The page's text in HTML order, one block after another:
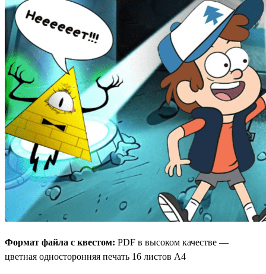
Формат файла с квестом: PDF в высоком качестве —
цветная односторонняя печать 16 листов А4